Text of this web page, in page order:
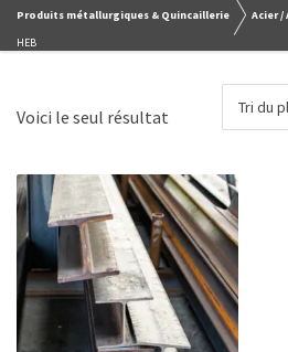
Produits métallurgiques & Quincaillerie Acier /
HEB
Voici le seul résultat